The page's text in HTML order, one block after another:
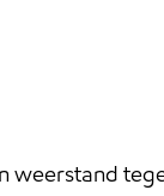
weerstand